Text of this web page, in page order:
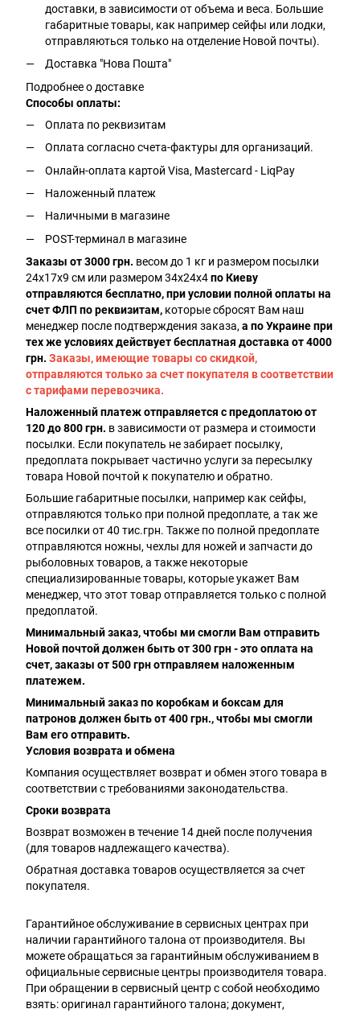
доставки, в зависимости от объема и веса. Большие
габаритные товары, как например сейфы или лодки,
отправляються только на отделение Новой почты).
Доставка "Нова Пошта"
Подробнее о доставке
Способы оплаты:
Оплата по реквизитам
Оплата согласно счета-фактуры для организаций.
Онлайн-оплата картой Visa, Mastercard - LiqPay
Наложенный платеж
Наличными в магазине
POST-терминал в магазине
Заказы от 3000 грн. весом до 1 кг и размером посылки
24х17х9 см или размером 34х24х4по Киеву
отправляются бесплатно, при условии полной оплаты на
счет ФЛП по реквизитам, которые сбросят Вам наш
менеджер после подтверждения заказа, а по Украине при
тех же условиях действует бесплатная доставка от 4000
грн. Заказы, имеющие товары со скидкой,
отправляются только за счет покупателя в соответствии
с тарифами перевозчика.
Наложенный платеж отправляется с предоплатою от
120 до 800 грн. в зависимости от размера и стоимости
посылки. Если покупатель не забирает посылку,
предоплата покрывает частично услуги за пересылку
товара Новой почтой к покупателю и обратно.
Большие габаритные посылки, например как сейфы,
отправляются только при полной предоплате, а так же
все посилки от 40 тис.грн. Также по полной предоплате
отправляются ножны, чехлы для ножей и запчасти до
рыболовных товаров, а также некоторые
специализированные товары, которые укажет Вам
менеджер, что этот товар отправляется только с полной
предоплатой.
Минимальный заказ, чтобы ми смогли Вам отправить
Новой почтой должен быть от 300 грн - это оплата на
счет, заказы от 500 грн отправляем наложенным
платежем.
Минимальный заказ по коробкам и боксам для
патронов должен быть от 400 грн., чтобы мы смогли
Вам его отправить.
Условия возврата и обмена
Компания осуществляет возврат и обмен этого товара в
соответствии с требованиями законодательства.
Сроки возврата
Возврат возможен в течение 14 дней после получения
(для товаров надлежащего качества).
Обратная доставка товаров осуществляется за счет
покупателя.
Гарантийное обслуживание в сервисных центрах при
наличии гарантийного талона от производителя. Вы
можете обращаться за гарантийным обслуживанием в
официальные сервисные центры производителя товара.
При обращении в сервисный центр с собой необходимо
взять: оригинал гарантийного талона; документ,